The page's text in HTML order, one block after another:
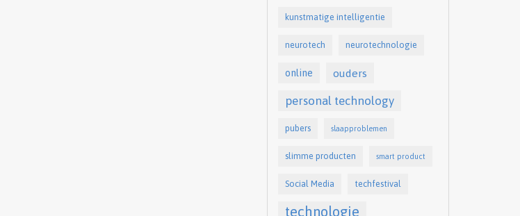
kunstmatige intelligentie
neurotech neurotechnologie
online ouders
personal technology
pubers slaapproblemen
slimme producten smart product
Social Media techfestival
technologie